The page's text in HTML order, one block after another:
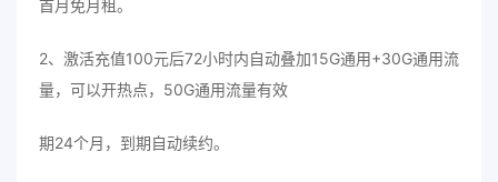
首月免月租。
2、激活充值100元后72小时内自动叠加15G通用+30G通用流
量，可以开热点，50G通用流量有效
期24个月，到期自动续约。